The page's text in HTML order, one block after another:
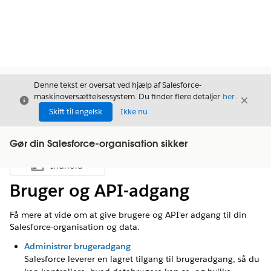
Luk
Denne tekst er oversat ved hjælp af Salesforce-
maskinoversættelsessystem. Du finder flere detaljer her.
Skift til engelsk
Ikke nu
Luk
Gør din Salesforce-organisation sikker
Vis indholdsfortegnelse
Indhold
Bruger og API-adgang
Få mere at vide om at give brugere og API'er adgang til din
Salesforce-organisation og data.
Administrer brugeradgang
Salesforce leverer en lagret tilgang til brugeradgang, så du